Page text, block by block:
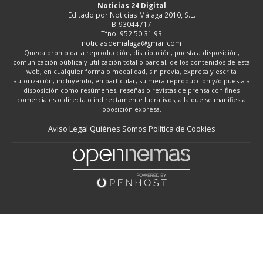
Noticias 24 Digital
Editado por Noticias Málaga 2010, S.L.
B-93044717
Tfno. 952 50 31 93
noticiasdemalaga@gmail.com
Queda prohibida la reproducción, distribución, puesta a disposición,
comunicación pública y utilización total o parcial, de los contenidos de esta
web, en cualquier forma o modalidad, sin previa, expresa y escrita
autorización, incluyendo, en particular, su mera reproducción y/o puesta a
disposición como resúmenes, reseñas o revistas de prensa con fines
comerciales o directa o indirectamente lucrativos, a la que se manifiesta
oposición expresa.
Aviso Legal Quiénes Somos Política de Cookies